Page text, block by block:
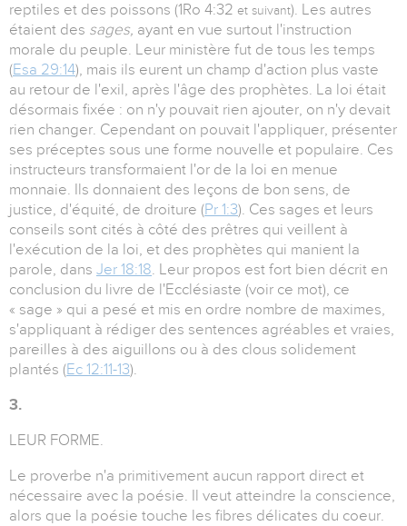
reptiles et des poissons (1Ro 4:32 et suivant). Les autres
étaient des sages, ayant en vue surtout l'instruction
morale du peuple. Leur ministère fut de tous les temps
(Esa 29:14), mais ils eurent un champ d'action plus vaste
au retour de l'exil, après l'âge des prophètes. La loi était
désormais fixée : on n'y pouvait rien ajouter, on n'y devait
rien changer. Cependant on pouvait l'appliquer, présenter
ses préceptes sous une forme nouvelle et populaire. Ces
instructeurs transformaient l'or de la loi en menue
monnaie. Ils donnaient des leçons de bon sens, de
justice, d'équité, de droiture (Pr 1:3). Ces sages et leurs
conseils sont cités à côté des prêtres qui veillent à
l'exécution de la loi, et des prophètes qui manient la
parole, dans Jer 18:18. Leur propos est fort bien décrit en
conclusion du livre de l'Ecclésiaste (voir ce mot), ce
« sage » qui a pesé et mis en ordre nombre de maximes,
s'appliquant à rédiger des sentences agréables et vraies,
pareilles à des aiguillons ou à des clous solidement
plantés (Ec 12:11-13).
3.
LEUR FORME.
Le proverbe n'a primitivement aucun rapport direct et
nécessaire avec la poésie. Il veut atteindre la conscience,
alors que la poésie touche les fibres délicates du coeur.